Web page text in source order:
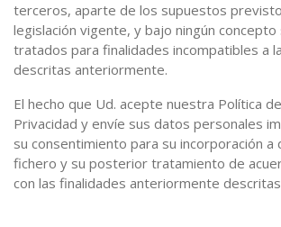
terceros, aparte de los supuestos
legislación vigente, y bajo ningún concepto
tratados para finalidades incompatibles a
descritas anteriormente.
El hecho que Ud. acepte nuestra Política de
Privacidad y envíe sus datos personales
su consentimiento para su incorporación a
fichero y su posterior tratamiento de
con las finalidades anteriormente